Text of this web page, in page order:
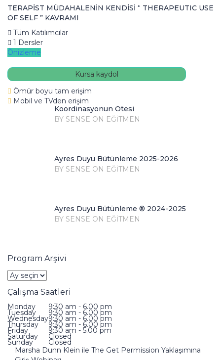
TERAPİST MÜDAHALENİN KENDİSİ “ THERAPEUTIC USE
OF SELF ” KAVRAMI
Tüm Katılımcılar
1 Dersler
Önizleme
Kursa kaydol
Ömür boyu tam erişim
Mobil ve TVden erişim
Koordinasyonun Ötesi
BY SENSE ON EĞITMEN
Ayres Duyu Bütünleme 2025-2026
BY SENSE ON EĞITMEN
Ayres Duyu Bütünleme ® 2024-2025
BY SENSE ON EĞITMEN
Program Arşivi
Program
Çalışma Saatleri
Monday 9:30 am - 6.00 pm
Tuesday 9:30 am - 6.00 pm
Wednesday9:30 am - 6.00 pm
Thursday 9:30 am - 6.00 pm
Friday 9:30 am - 5.00 pm
Saturday Closed
Sunday
Closed
Marsha Dunn Klein ile The Get Permission Yaklaşımına